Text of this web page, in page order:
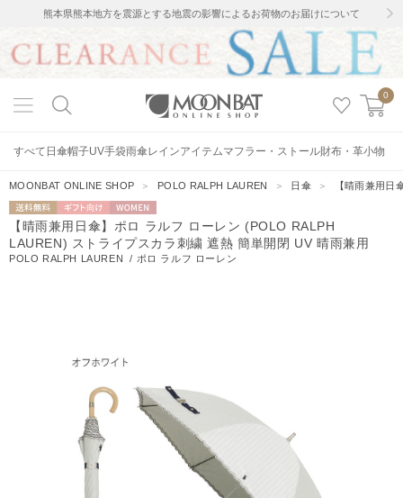
熊本県熊本地方を震源とする地震の影響によるお荷物のお届けについて
0
すべて 日傘帽子UV手袋雨傘レインアイテムマフラー・ストール財布・革小物
MOONBAT ONLINE SHOP ＞ POLO RALPH LAUREN ＞ 日傘 ＞ 【晴雨兼用
送料無料 ギフト向
け
WOMEN
【晴雨兼用日傘】ポロ ラルフ ローレン (POLO RALPH
LAUREN) ストライプスカラ刺繍 遮熱 簡単開閉 UV 晴雨兼用
POLO RALPH LAUREN / ポロ ラルフ ローレン